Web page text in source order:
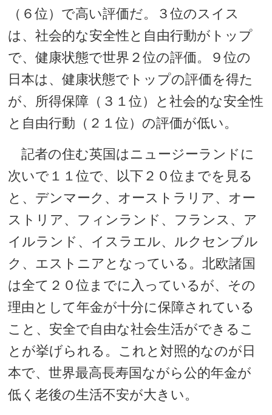
（６位）で高い評価だ。３位のスイス
は、社会的な安全性と自由行動がトップ
で、健康状態で世界２位の評価。９位の
日本は、健康状態でトップの評価を得た
が、所得保障（３１位）と社会的な安全性
と自由行動（２１位）の評価が低い。
記者の住む英国はニュージーランドに
次いで１１位で、以下２０位までを見る
と、デンマーク、オーストラリア、オー
ストリア、フィンランド、フランス、ア
イルランド、イスラエル、ルクセンブル
ク、エストニアとなっている。北欧諸国
は全て２０位までに入っているが、その
理由として年金が十分に保障されている
こと、安全で自由な社会生活ができるこ
とが挙げられる。これと対照的なのが日
本で、世界最高長寿国ながら公的年金が
低く老後の生活不安が大きい。